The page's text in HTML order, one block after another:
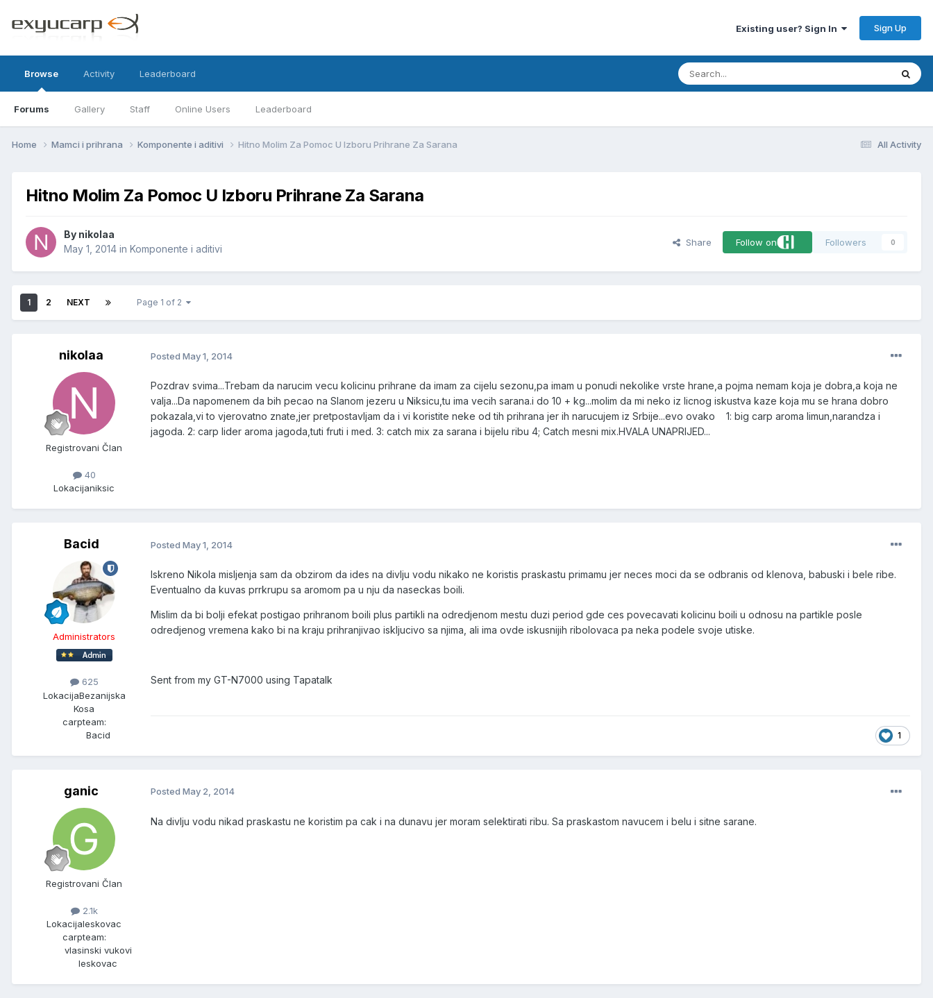
Existing user? Sign In Sign Up
Browse
Forums Gallery Staff Online Users Leaderboard
Activity Leaderboard
All Activity
Home Mamci i prihrana Komponente i aditivi Hitno Molim Za Pomoc U Izboru Prihrane Za Sarana
Hitno Molim Za Pomoc U Izboru Prihrane Za Sarana
By nikolaa
May 1, 2014 in Komponente i aditivi
Share Follow on Followers 0
1 2 NEXT Page 1 of 2
nikolaa
Registrovani Član
40
Lokacijaniksic
Posted May 1, 2014
Pozdrav svima...Trebam da narucim vecu kolicinu prihrane da imam za cijelu sezonu,pa imam u ponudi nekolike vrste hrane,a pojma nemam koja je dobra,a koja ne
valja...Da napomenem da bih pecao na Slanom jezeru u Niksicu,tu ima vecih sarana.i do 10 + kg...molim da mi neko iz licnog iskustva kaze koja mu se hrana dobro
pokazala,vi to vjerovatno znate,jer pretpostavljam da i vi koristite neke od tih prihrana jer ih narucujem iz Srbije...evo ovako 1: big carp aroma limun,narandza i
jagoda. 2: carp lider aroma jagoda,tuti fruti i med. 3: catch mix za sarana i bijelu ribu 4; Catch mesni mix.HVALA UNAPRIJED...
Bacid
Administrators
625
LokacijaBezanijska
Kosa
carpteam:
Bacid
Posted May 1, 2014
Iskreno Nikola misljenja sam da obzirom da ides na divlju vodu nikako ne koristis praskastu primamu jer neces moci da se odbranis od klenova, babuski i bele ribe.
Eventualno da kuvas prrkrupu sa aromom pa u nju da naseckas boili.
Mislim da bi bolji efekat postigao prihranom boili plus partikli na odredjenom mestu duzi period gde ces povecavati kolicinu boili u odnosu na partikle posle
odredjenog vremena kako bi na kraju prihranjivao iskljucivo sa njima, ali ima ovde iskusnijih ribolovaca pa neka podele svoje utiske.
Sent from my GT-N7000 using Tapatalk
1
ganic
Registrovani Član
2.1k
Lokacijaleskovac
carpteam:
vlasinski vukovi
leskovac
Posted May 2, 2014
Na divlju vodu nikad praskastu ne koristim pa cak i na dunavu jer moram selektirati ribu. Sa praskastom navucem i belu i sitne sarane.